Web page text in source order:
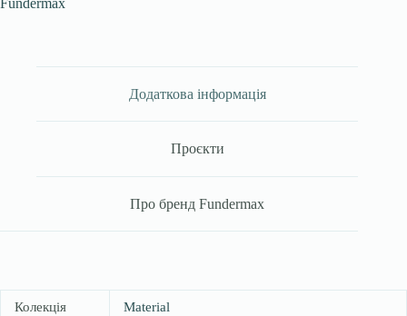
Додаткова інформація
Проєкти
Про бренд Fundermax
Колекція Material